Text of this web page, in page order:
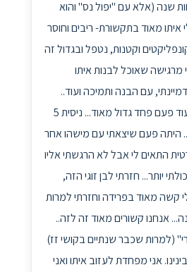
שנה (אלא עם "יפול נס" והוא
מאוד בתקשורת- ריבים וחוסר
וקטנות, נטפל ובגדול זה
שאוכל לבנות איתו
עם הבנה ותמיכה ועוד..
מצד שני יש בי פחד ועוד פעם פחד גדול מאוד... ניסית 5
היתה פעם שיצאתי עם מישהו אחר
התאים לי אבל לא הרגשתי אליו
יותר... חזרתי לבן זוגי הזה,
קשה מאוד בפרידה וחזרתי למרות
אנחנו קשורים מאוד זה לזה..
(למרות שכבר שנתיים בקושי זז)
אני מפחדת לעזוב איתו ואני